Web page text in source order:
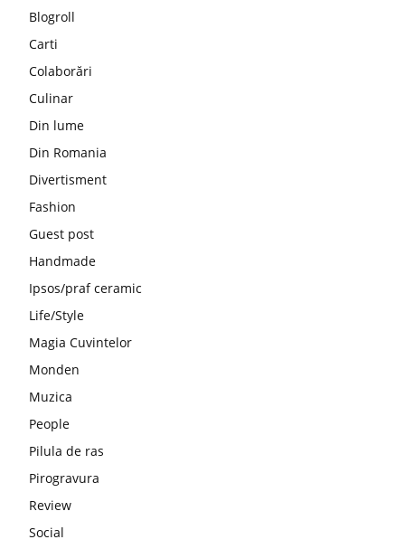
Blogroll
Carti
Colaborări
Culinar
Din lume
Din Romania
Divertisment
Fashion
Guest post
Handmade
Ipsos/praf ceramic
Life/Style
Magia Cuvintelor
Monden
Muzica
People
Pilula de ras
Pirogravura
Review
Social